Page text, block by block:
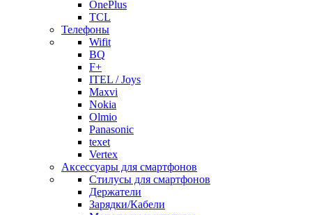
OnePlus
TCL
Телефоны
Wifit
BQ
F+
ITEL / Joys
Maxvi
Nokia
Olmio
Panasonic
texet
Vertex
Аксессуары для смартфонов
Стилусы для смартфонов
Держатели
Зарядки/Кабели